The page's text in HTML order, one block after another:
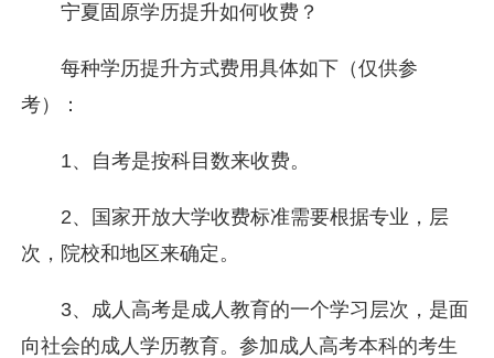
宁夏固原学历提升如何收费？
每种学历提升方式费用具体如下（仅供参
考）：
1、自考是按科目数来收费。
2、国家开放大学收费标准需要根据专业，层
次，院校和地区来确定。
3、成人高考是成人教育的一个学习层次，是面
向社会的成人学历教育。参加成人高考本科的考生